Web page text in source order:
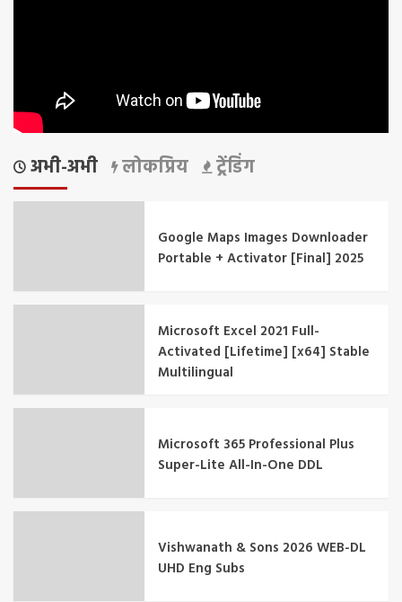
अभी-अभी लोकप्रिय ट्रेंडिंग
Google Maps Images Downloader
Portable + Activator [Final] 2025
Microsoft Excel 2021 Full-
Activated [Lifetime] [x64] Stable
Multilingual
Microsoft 365 Professional Plus
Super-Lite All-In-One DDL
Vishwanath & Sons 2026 WEB-DL
UHD Eng Subs